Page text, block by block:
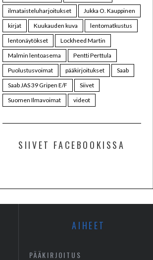
ilmataisteluharjoitukset
Jukka O. Kauppinen
kirjat
Kuukauden kuva
lentomatkustus
lentonäytökset
Lockheed Martin
Malmin lentoasema
Pentti Perttula
Puolustusvoimat
pääkirjoitukset
Saab
Saab JAS 39 Gripen E/F
Siivet
Suomen Ilmavoimat
videot
SIIVET FACEBOOKISSA
AIHEET
PÄÄKIRJOITUS